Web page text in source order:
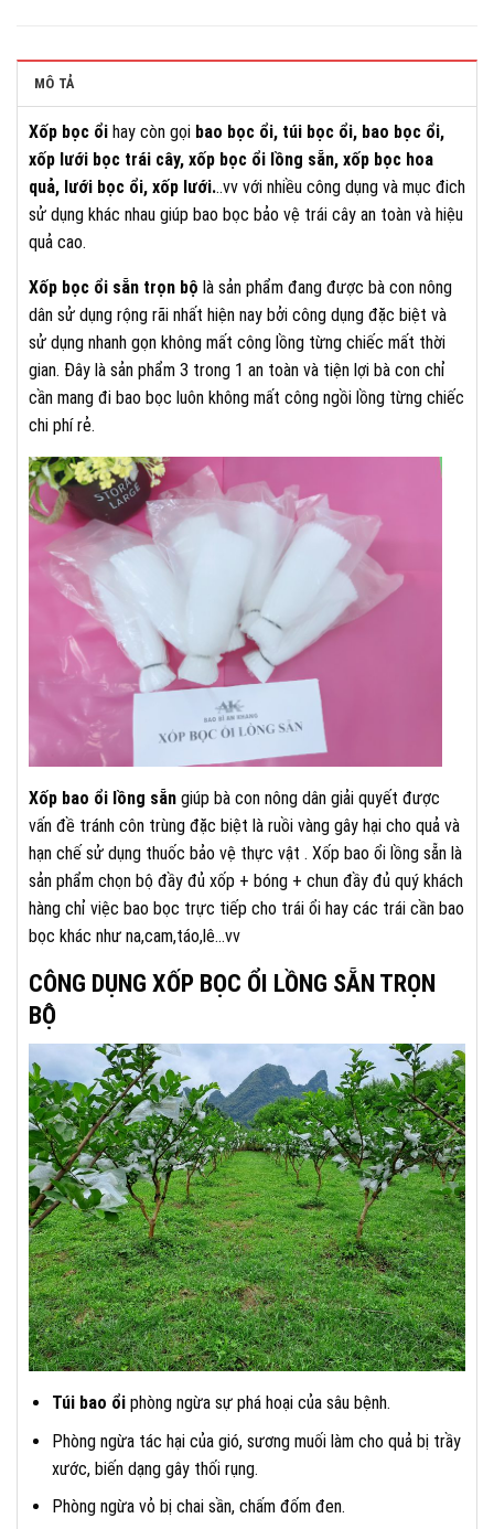
MÔ TẢ
Xốp bọc ổi hay còn gọi bao bọc ổi, túi bọc ổi, bao bọc ổi,
xốp lưới bọc trái cây, xốp bọc ổi lồng sẵn, xốp bọc hoa
quả, lưới bọc ổi, xốp lưới...vv với nhiều công dụng và mục đich
sử dụng khác nhau giúp bao bọc bảo vệ trái cây an toàn và hiệu
quả cao.
Xốp bọc ổi sẵn trọn bộ là sản phẩm đang được bà con nông
dân sử dụng rộng rãi nhất hiện nay bởi công dụng đặc biệt và
sử dụng nhanh gọn không mất công lồng từng chiếc mất thời
gian. Đây là sản phẩm 3 trong 1 an toàn và tiện lợi bà con chỉ
cần mang đi bao bọc luôn không mất công ngồi lồng từng chiếc
chi phí rẻ.
Xốp bao ổi lồng sẵn giúp bà con nông dân giải quyết được
vấn đề tránh côn trùng đặc biệt là ruồi vàng gây hại cho quả và
hạn chế sử dụng thuốc bảo vệ thực vật . Xốp bao ổi lồng sẵn là
sản phẩm chọn bộ đầy đủ xốp + bóng + chun đầy đủ quý khách
hàng chỉ việc bao bọc trực tiếp cho trái ổi hay các trái cần bao
bọc khác như na,cam,táo,lê…vv
CÔNG DỤNG XỐP BỌC ỔI LỒNG SẴN TRỌN
BỘ
Túi bao ổiphòng ngừa sự phá hoại của sâu bệnh.
Phòng ngừa tác hại của gió, sương muối làm cho quả bị trầy
xước, biến dạng gây thối rụng.
Phòng ngừa vỏ bị chai sần, chấm đốm đen.